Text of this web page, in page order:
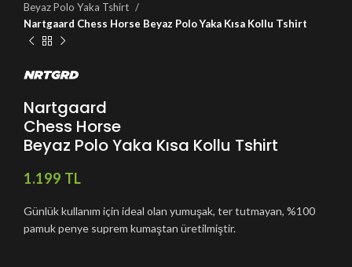
Beyaz Polo Yaka Tshirt
Nartgaard Chess Horse Beyaz Polo Yaka Kısa Kollu Tshirt
Nartgaard
Chess Horse
Beyaz Polo Yaka Kısa Kollu Tshirt
TL
Günlük kullanım için ideal olan yumuşak, ter tutmayan, %100
pamuk penye suprem kumaştan üretilmiştir.